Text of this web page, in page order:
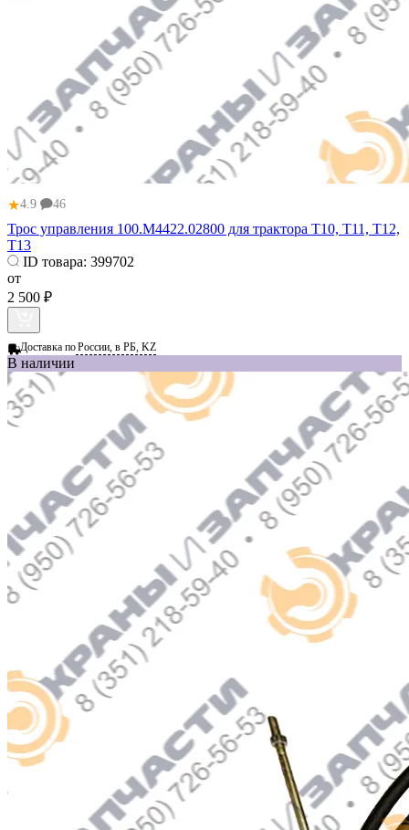
★4.9 46
Трос управления 100.М4422.02800 для трактора Т10, Т11, Т12,
Т13
ID товара: 399702
от
2 500 ₽
Доставка поРоссии, в РБ, KZ
В наличии